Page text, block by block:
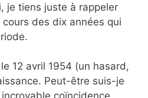
je tiens juste à rappeler
cours des dix années qui
12 avril 1954 (un hasard,
Peut-être suis-je
coïncidence,